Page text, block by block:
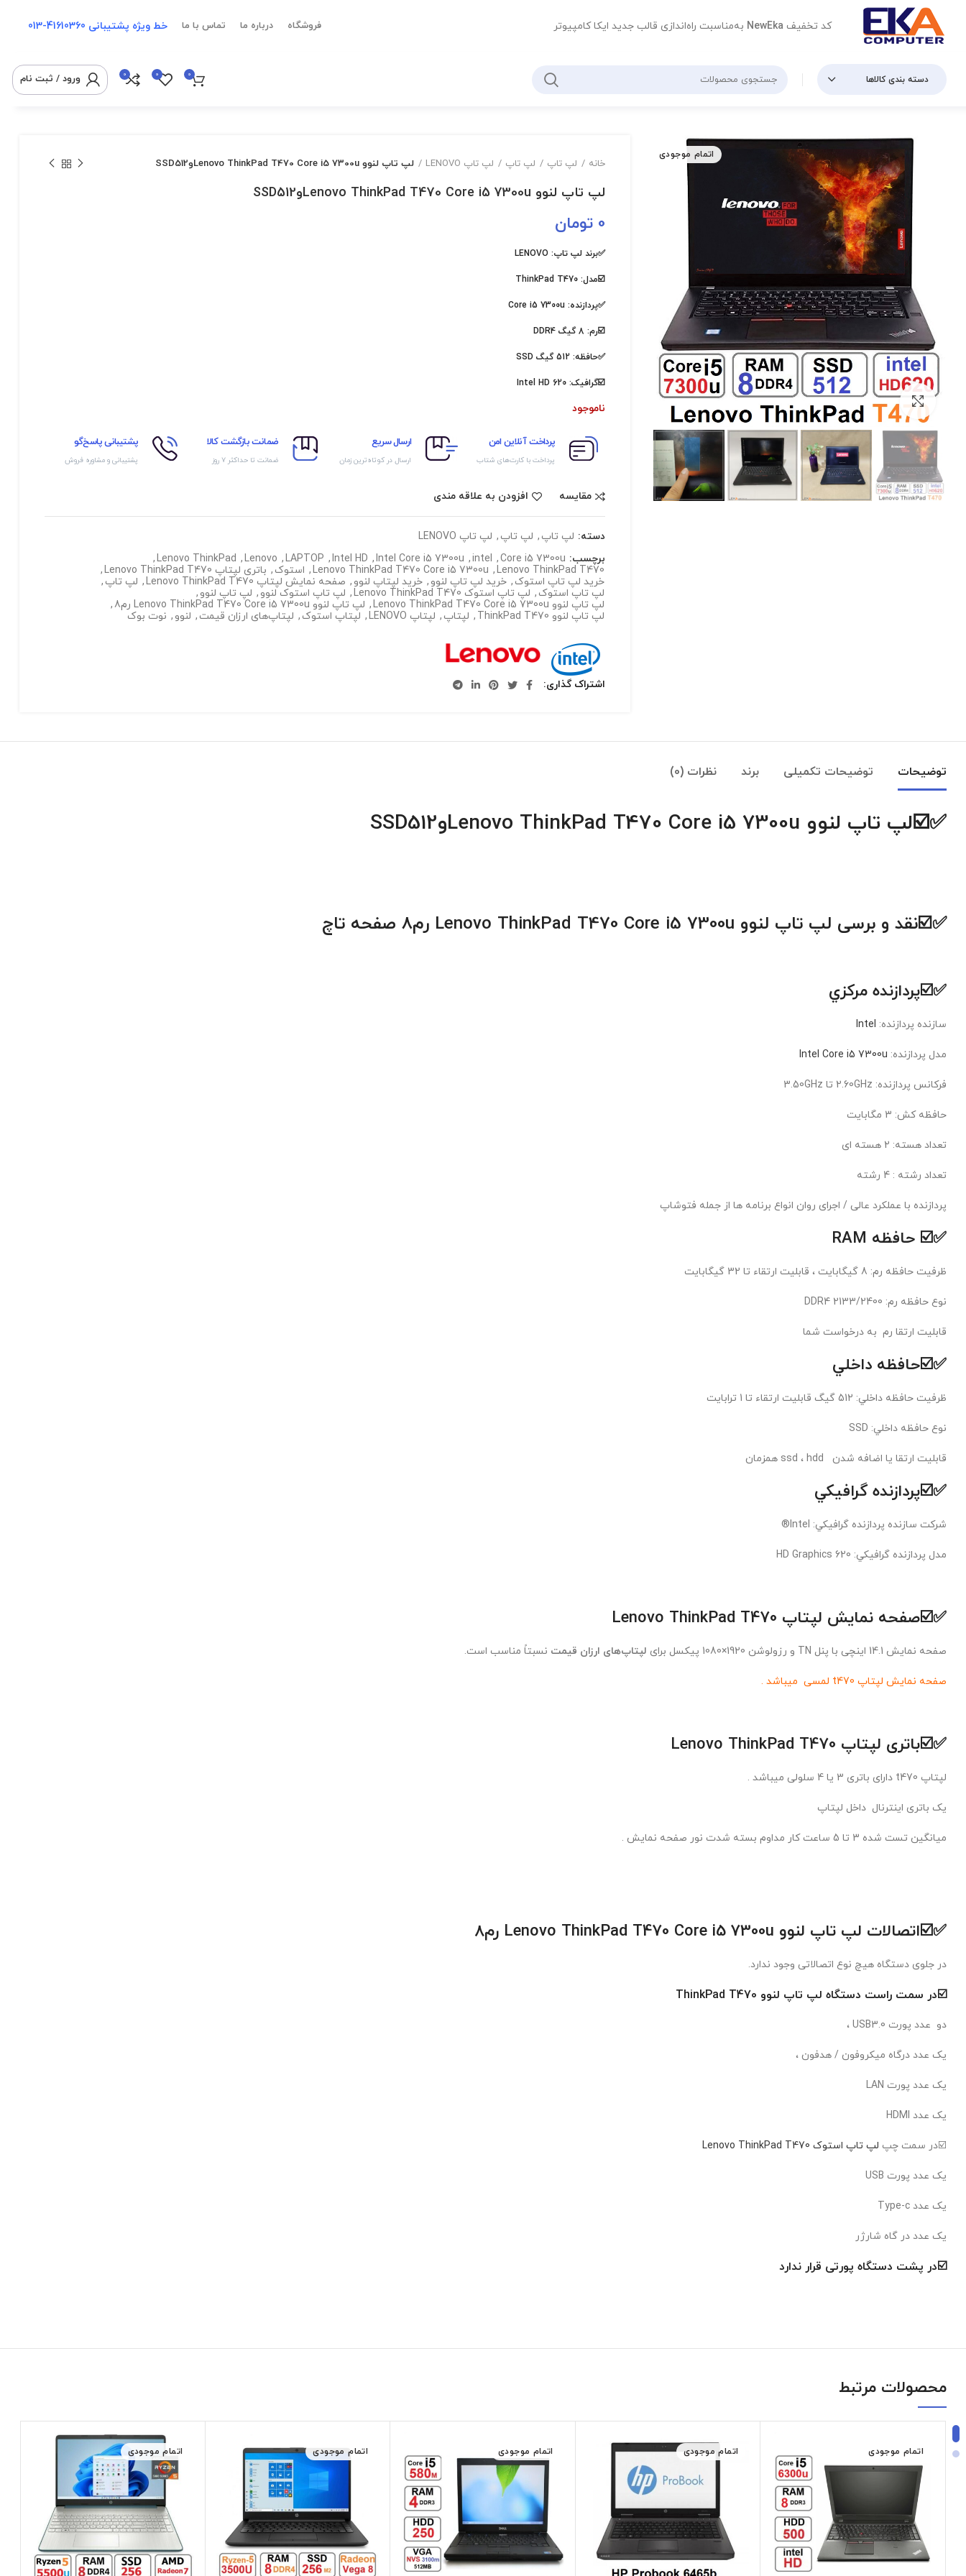
کد تخفیف NewEka به‌مناسبت راه‌اندازی قالب جدید ایکا کامپیوتر فروشگاه درباره ما تماس با ما خط ویژه پشتیبانی 41610360-013
دسته بندی کالاها 0
0
0 ورود / ثبت نام
اتمام موجودی
بزرگنمایی تصویر
خانه لپ تاپ لپ تاپ لپ تاپ LENOVO لپ تاپ لنوو Lenovo ThinkPad T470 Core i5 7300uوSSD512
لپ تاپ لنوو Lenovo ThinkPad T470 Core i5 7300uوSSD512
0 تومان
✅برند لپ تاپ: LENOVO
☑️مدل: ThinkPad T470
✅پردازنده: Core i5 7300u
☑️رم: 8 گیگ DDR4
✅حافظه: 512 گیگ SSD
☑️گرافیک: Intel HD 620
ناموجود
پرداخت آنلاین امن
پرداخت با کارت‌های شتاب
ارسال سریع
ارسال در کوتاه‌ترین زمان
ضمانت بازگشت کالا
ضمانت تا حداکثر ۷ روز
پشتیبانی پاسخ‌گو
پشتیبانی و مشاوره فروش
مقایسه افزودن به علاقه مندی
دسته: لپ تاپ , لپ تاپ , لپ تاپ LENOVO
برچسب: Core i5 7300u
,
intel
,
Intel Core i5 7300u
,
Intel HD
,
LAPTOP
,
Lenovo
,
Lenovo ThinkPad
,
Lenovo ThinkPad T470
,
Lenovo ThinkPad T470 Core i5 7300u
, استوک , باتری لپتاپ Lenovo ThinkPad T470
,
خرید لپ تاپ استوک , خرید لپ تاپ لنوو , خرید لپتاپ لنوو , صفحه نمایش لپتاپ Lenovo ThinkPad T470 , لپ تاپ ,
لپ تاپ استوک , لپ تاپ استوک Lenovo ThinkPad T470 , لپ تاپ استوک لنوو , لپ تاپ لنوو ,
لپ تاپ لنوو Lenovo ThinkPad T470 Core i5 7300u
, لپ تاپ لنوو Lenovo ThinkPad T470 Core i5 7300u رم8
,
لپ تاپ لنوو ThinkPad T470
, لپتاپ , لپتاپ LENOVO , لپتاپ استوک , لپتاپ‌های ارزان قیمت , لنوو , نوت بوک
اشتراک گذاری
توضیحات توضیحات تکمیلی برند نظرات (0)
✅☑️لپ تاپ لنوو Lenovo ThinkPad T470 Core i5 7300u وSSD512
✅☑️نقد و برسی لپ تاپ لنوو Lenovo ThinkPad T470 Core i5 7300u رم8 صفحه تاچ
✅☑️پردازنده مرکزي
سازنده پردازنده: Intel
مدل پردازنده: Intel Core i5 7300u
فرکانس پردازنده: 2.60GHz تا 3.50GHz
حافظه کش: 3 مگابايت
تعداد هسته: 2 هسته ای
تعداد رشته : 4 رشته
پردازنده با عملکرد عالی / اجرای روان انواع برنامه ها از جمله فتوشاپ
✅☑️ حافظه RAM
ظرفيت حافظه رم: 8 گیگابایت ، قابلیت ارتقاء تا 32 گیگابایت
نوع حافظه رم: DDR4 2133/2400
قابلیت ارتقا رم به درخواست شما
✅☑️حافظه داخلي
ظرفيت حافظه داخلي: 512 گیگ قابلیت ارتقاء تا 1 ترابایت
نوع حافظه داخلي: SSD
قابلیت ارتقا یا اضافه شدن ssd ، hdd همزمان
✅☑️پردازنده گرافيکي
شرکت سازنده پردازنده گرافيکي: Intel®
مدل پردازنده گرافيکي: HD Graphics 620
✅☑️صفحه نمایش لپتاپ Lenovo ThinkPad T470
صفحه نمایش 14.1 اینچی با پنل TN و رزولوشن 1920×1080 پیکسل برای لپتاپ‌های ارزان قیمت نسبتاً مناسب است.
صفحه نمایش لپتاپ t470 لمسی میباشد .
✅☑️باتری لپتاپ Lenovo ThinkPad T470
لپتاپ t470 دارای باتری 3 یا 4 سلولی میباشد .
یک باتری اینترنال داخل لپتاپ
میانگین تست شده 3 تا 5 ساعت کار مداوم بسته شدت نور صفحه نمایش .
✅☑️اتصالات لپ تاپ لنوو Lenovo ThinkPad T470 Core i5 7300u رم8
در جلوی دستگاه هیچ نوع اتصالاتی وجود ندارد.
☑️در سمت راست دستگاه لپ تاپ لنوو ThinkPad T470
دو عدد پورت USB3.0 ،
یک عدد درگاه میکروفون / هدفون ،
یک عدد پورت LAN
یک عدد HDMI
☑️در سمت چپ لپ تاپ استوک Lenovo ThinkPad T470
یک عدد پورت USB
یک عدد Type-c
یک عدد در گاه شارژر
☑️در پشت دستگاه پورتی قرار ندارد
محصولات مرتبط
اتمام موجودی اتمام موجودی اتمام موجودی اتمام موجودی اتمام موجودی